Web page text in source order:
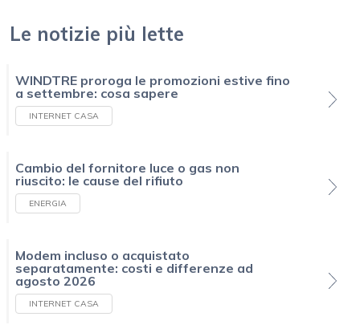
Le notizie più lette
WINDTRE proroga le promozioni estive fino
a settembre: cosa sapere
INTERNET CASA
Cambio del fornitore luce o gas non
riuscito: le cause del rifiuto
ENERGIA
Modem incluso o acquistato
separatamente: costi e differenze ad
agosto 2026
INTERNET CASA